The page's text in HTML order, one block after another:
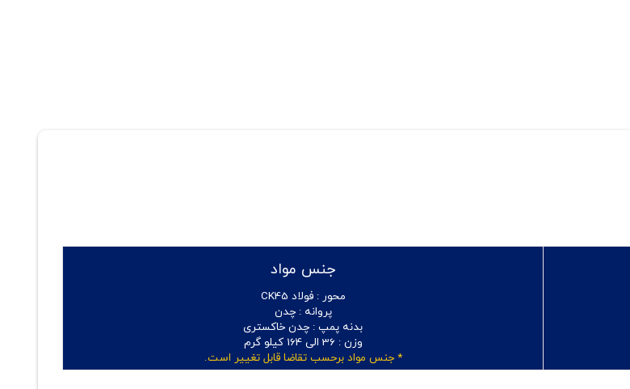
جنس مواد
محور :فولاد CK45
پروانه :چدن
بدنه پمپ : چدن خاکستری
وزن :36 الی 164
کیلو گرم
* جنس مواد برحسب تقاضا قابل تغییر است.